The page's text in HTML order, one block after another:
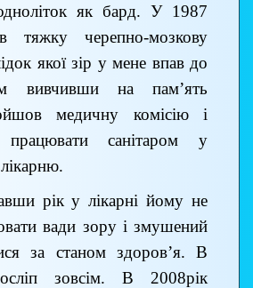
як бард. У 1987
тяжку черепно-мозкову
якої зір у мене впав до
вивчивши на пам’ять
медичну комісію і
працювати санітаром у
рік у лікарні йому не
вади зору і змушений
за станом здоров’я. В
зовсім. В 2008рік